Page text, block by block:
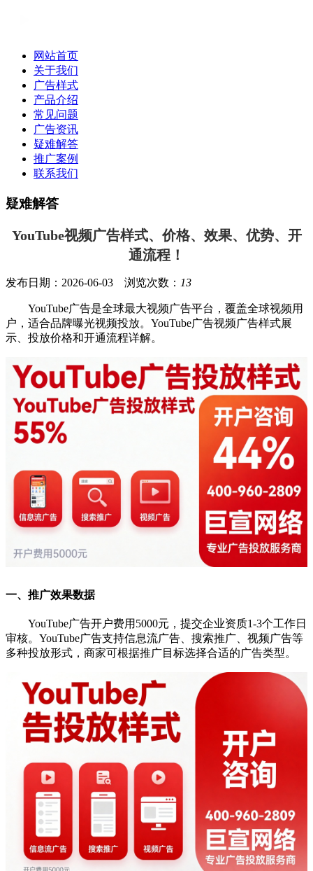
网站首页
关于我们
广告样式
产品介绍
常见问题
广告资讯
疑难解答
推广案例
联系我们
疑难解答
YouTube视频广告样式、价格、效果、优势、开
通流程！
发布日期：2026-06-03 浏览次数： 13
YouTube广告是全球最大视频广告平台，覆盖全球视频用
户，适合品牌曝光视频投放。YouTube广告视频广告样式展
示、投放价格和开通流程详解。
一、推广效果数据
YouTube广告开户费用5000元，提交企业资质1-3个工作日
审核。YouTube广告支持信息流广告、搜索推广、视频广告等
多种投放形式，商家可根据推广目标选择合适的广告类型。